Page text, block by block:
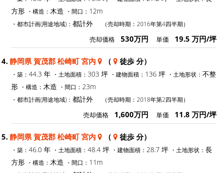
方形 ・構造： 木造 ・間口： 12m
・都市計画(用途地域)： 都計外 （売却時期：2016年第4四半期）
売却価格 530万円 単価 19.5 万円/坪
4. 静岡県 賀茂郡 松崎町 宮内 （ 徒歩 分）
・築： 44.3 年 ・土地面積： 303 坪 ・建物面積： 136 坪 ・土地形状： 不整
形 ・構造： 木造 ・間口： 23m
・都市計画(用途地域)： 都計外 （売却時期：2018年第2四半期）
売却価格 1,600万円 単価 11.8 万円/坪
5. 静岡県 賀茂郡 松崎町 宮内 （ 徒歩 分）
・築： 46.0 年 ・土地面積： 48.4 坪 ・建物面積： 28.7 坪 ・土地形状： 長
方形 ・構造： 木造 ・間口： 11m